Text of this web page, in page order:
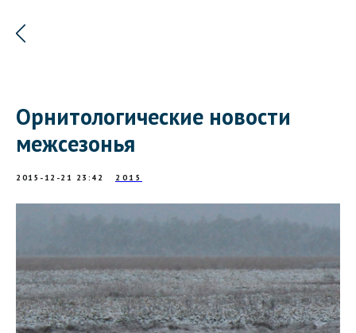
Орнитологические новости
межсезонья
2015-12-21 23:42 2015